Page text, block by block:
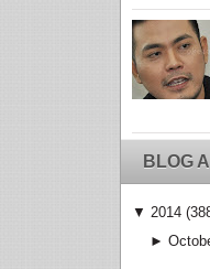
BLOG
▼ 2014
►